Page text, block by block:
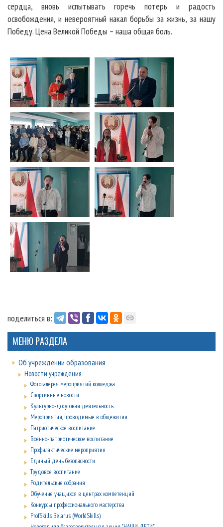
сердца, вновь испытывать горечь потерь и радость
освобождения, и невероятный накал борьбы за жизнь, за нашу
Победу. Цена Великой Победы – наша общая боль.
поделиться в:
МЕНЮ РАЗДЕЛА
Об учреждении образования
Новости учреждения
Фотогалерея мероприятий колледжа
Спортивные новости
Культурно-досуговая деятельность
Мероприятия, проводимые в общежитии
Патриотическое воспитание
Военно-патриотическое воспитание
Профилактические мероприятия
Единый день безопасности
Трудовое воспитание
Родительские собрания
Обучение учащихся в центрах компетенций
Конкурсы профессионального мастерства
ProfSkills Belarus (WorldSkills)